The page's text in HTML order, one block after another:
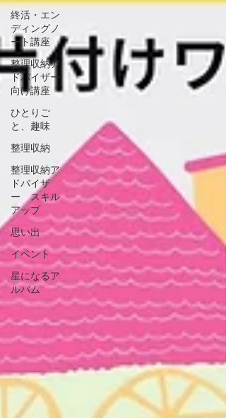
終活・エン
ディングノ
ート講座
整理収納ア
ドバイザー
向け講座
ひとりご
と、趣味
整理収納
整理収納ア
ドバイザ
ー スキル
アップ
思い出
イベント
星になるア
ルバム